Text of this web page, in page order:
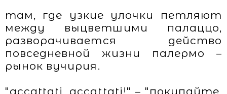
там, где узкие улочки петляют
между выцветшими палаццо,
разворачивается действо
повседневной жизни палермо –
рынок вучирия.
"accattati, accattati!" – "покупайте,